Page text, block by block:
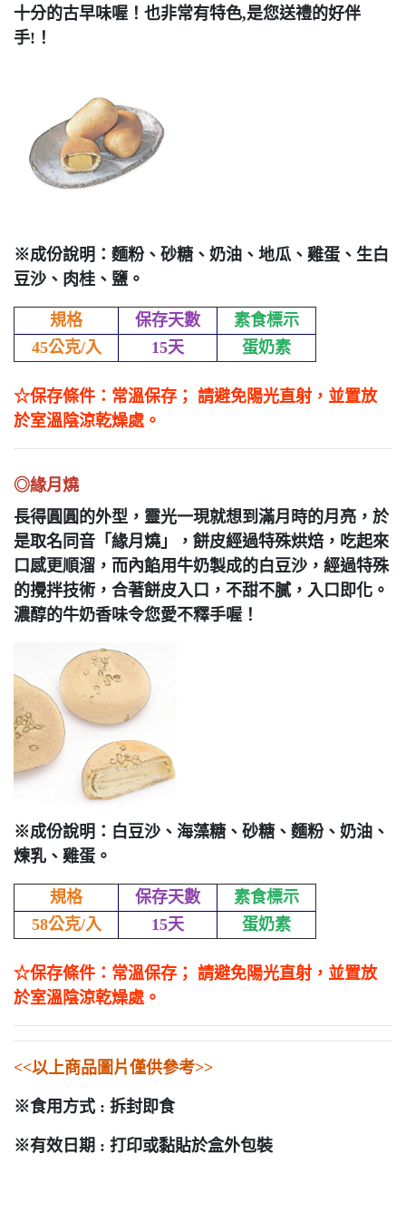
十分的古早味喔！ 也非常有特色,是您送禮的好伴
手!！
※成份說明：麵粉、砂糖、奶油、地瓜、雞蛋、生白
豆沙、肉桂、鹽。
規格 保存天數
素食標示
45公克/入
15天 蛋奶素
☆保存條件：常溫保存； 請避免陽光直射，並置放
於室溫陰涼乾燥處。
◎緣月燒
長得圓圓的外型，靈光一現就想到滿月時的月亮，於
是取名同音「緣月燒」，餅皮經過特殊烘焙， 吃起來
口感更順溜， 而內餡用牛奶製成的白豆沙，經過特殊
的攪拌技術，合著餅皮入口，不甜不膩， 入口即化。
濃醇的牛奶香味令您愛不釋手喔！
※成份說明：白豆沙、海藻糖、砂糖、麵粉、奶油、
煉乳、雞蛋。
規格 保存天數
素食標示
58公克/入
15天 蛋奶素
☆保存條件：常溫保存； 請避免陽光直射，並置放
於室溫陰涼乾燥處。
<<以上商品圖片僅供參考>>
※食用方式 : 拆封即食
※有效日期 : 打印或黏貼於盒外包裝